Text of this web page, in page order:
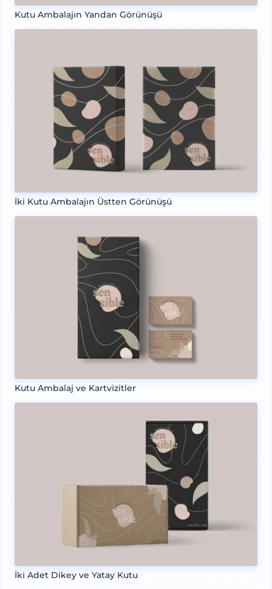
Kutu Ambalajın Yandan Görünüşü
İki Kutu Ambalajın Üstten Görünüşü
Kutu Ambalaj ve Kartvizitler
İki Adet Dikey ve Yatay Kutu